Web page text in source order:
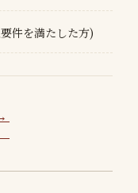
件を満たした方)